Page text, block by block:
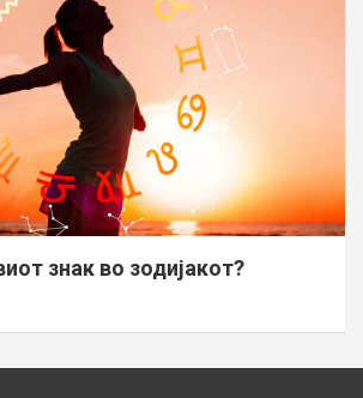
знак во зодијакот?